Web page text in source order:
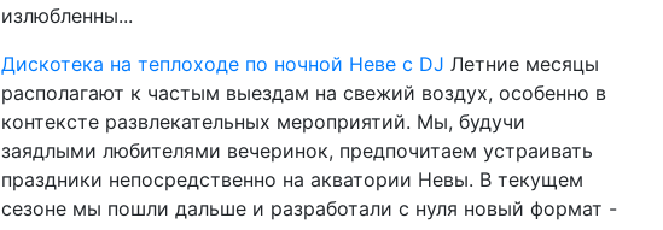
излюбленны...
Дискотека на теплоходе по ночной Неве с DJ Летние месяцы
располагают к частым выездам на свежий воздух, особенно в
контексте развлекательных мероприятий. Мы, будучи
заядлыми любителями вечеринок, предпочитаем устраивать
праздники непосредственно на акватории Невы. В текущем
сезоне мы пошли дальше и разработали с нуля новый формат -